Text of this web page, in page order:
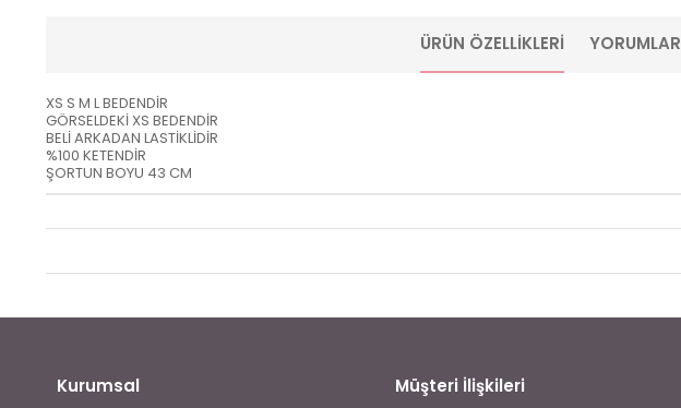
ÜRÜN ÖZELLIKLERI YORUMLAR
XS S M L BEDENDİR
GÖRSELDEKİ XS BEDENDİR
BELİ ARKADAN LASTİKLİDİR
%100 KETENDİR
ŞORTUN BOYU 43 CM
Kurumsal Müşteri İlişkileri